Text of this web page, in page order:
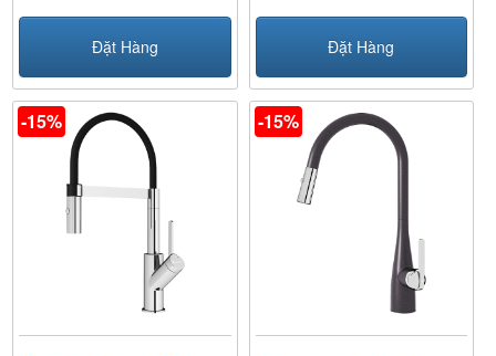
Đặt Hàng Đặt Hàng
-15% -15%